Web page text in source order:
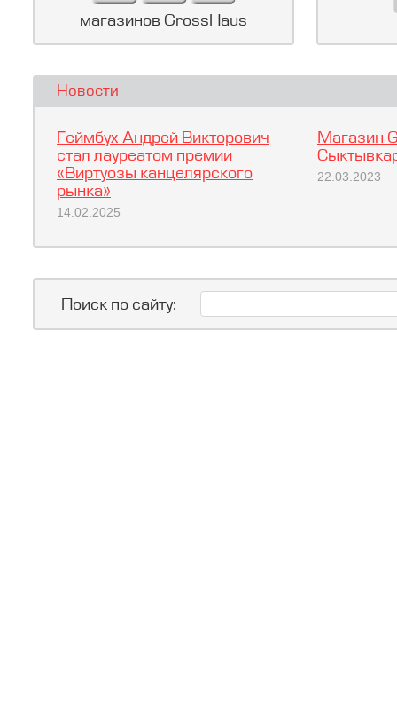
магазинов GrossHaus
Новости
Геймбух Андрей Викторович
стал лауреатом премии
«Виртуозы канцелярского
рынка»
14.02.2025
Магазин
22.03.2023
Поиск по сайту: